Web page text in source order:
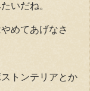
いだね。
めてあげなさ
トンテリアとか